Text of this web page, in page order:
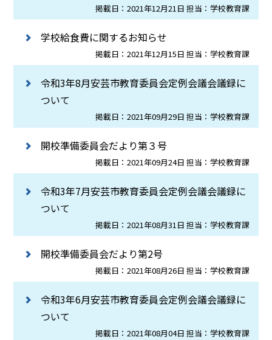
掲載日：2021年12月21日 担当：学校教育課
学校給食費に関するお知らせ
掲載日：2021年12月15日 担当：学校教育課
令和3年8月安芸市教育委員会定例会議会議録に
ついて
掲載日：2021年09月29日 担当：学校教育課
開校準備委員会だより第３号
掲載日：2021年09月24日 担当：学校教育課
令和3年7月安芸市教育委員会定例会議会議録に
ついて
掲載日：2021年08月31日 担当：学校教育課
開校準備委員会だより第2号
掲載日：2021年08月26日 担当：学校教育課
令和3年6月安芸市教育委員会定例会議会議録に
ついて
掲載日：2021年08月04日 担当：学校教育課